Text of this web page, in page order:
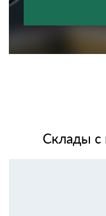
Склады с